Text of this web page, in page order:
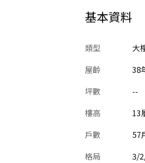
基本資料
類型
大
屋齡
38
坪數
--
樓高
13
戶數
57
格局
3/